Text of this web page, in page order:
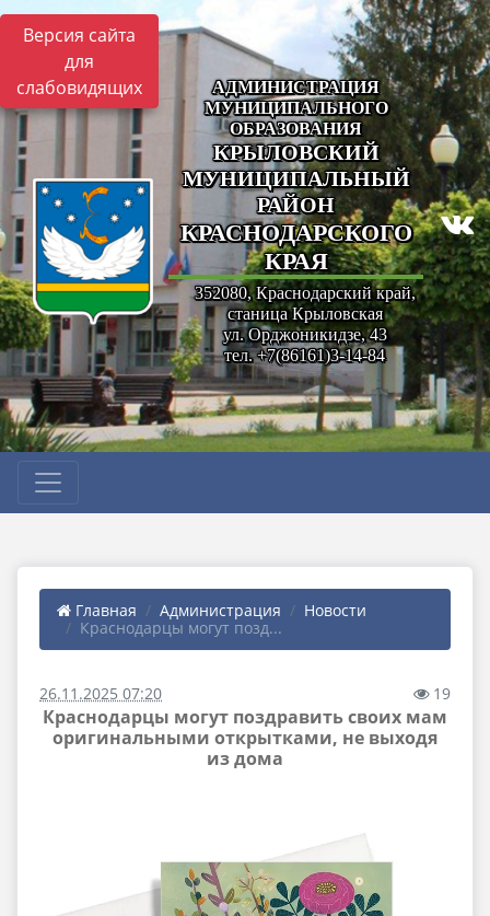
Версия сайта
для
слабовидящих
АДМИНИСТРАЦИЯ
МУНИЦИПАЛЬНОГО
ОБРАЗОВАНИЯ
КРЫЛОВСКИЙ
МУНИЦИПАЛЬНЫЙ
РАЙОН
КРАСНОДАРСКОГО
КРАЯ
352080, Краснодарский край,
станица Крыловская
ул. Орджоникидзе, 43
тел. +7(86161)3-14-84
Главная Администрация
Новости
Краснодарцы могут позд...
26.11.2025 07:20 19
Краснодарцы могут поздравить своих мам
оригинальными открытками, не выходя
из дома